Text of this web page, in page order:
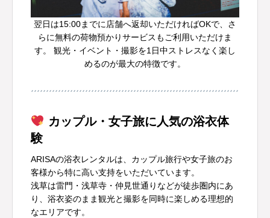
翌日は15:00までに店舗へ返却いただければOKで、さ
らに無料の荷物預かりサービスもご利用いただけま
す。 観光・イベント・撮影を1日中ストレスなく楽し
めるのが最大の特徴です。
カップル・女子旅に人気の浴衣体
験
ARISAの浴衣レンタルは、カップル旅行や女子旅のお
客様から特に高い支持をいただいています。
浅草は雷門・浅草寺・仲見世通りなどが徒歩圏内にあ
り、浴衣姿のまま観光と撮影を同時に楽しめる理想的
なエリアです。